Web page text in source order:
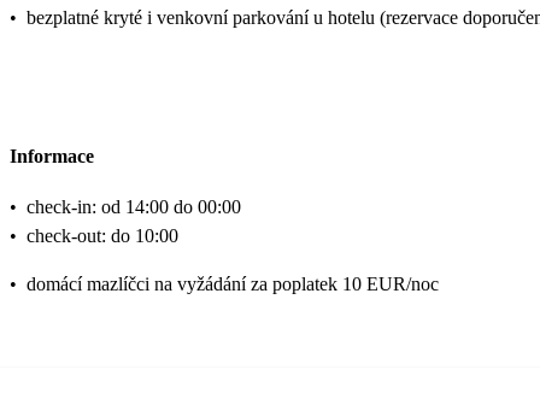
• bezplatné kryté i venkovní parkování u hotelu (rezervace
Informace
• check-in: od 14:00 do 00:00
• check-out: do 10:00
• domácí mazlíčci na vyžádání za poplatek 10 EUR/noc